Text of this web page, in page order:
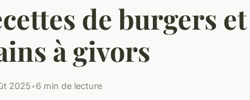
de burgers et
à givors
2025•6 min de lecture